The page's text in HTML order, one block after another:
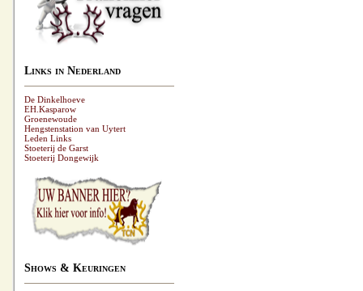
Links in Nederland
De Dinkelhoeve
EH.Kasparow
Groenewoude
Hengstenstation van Uytert
Leden Links
Stoeterij de Garst
Stoeterij Dongewijk
Shows & Keuringen